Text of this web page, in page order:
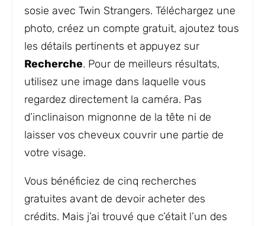
sosie avec Twin Strangers. Téléchargez une
photo, créez un compte gratuit, ajoutez tous
les détails pertinents et appuyez sur
Recherche. Pour de meilleurs résultats,
utilisez une image dans laquelle vous
regardez directement la caméra. Pas
d’inclinaison mignonne de la tête ni de
laisser vos cheveux couvrir une partie de
votre visage.
Vous bénéficiez de cinq recherches
gratuites avant de devoir acheter des
crédits. Mais j’ai trouvé que c’était l’un des